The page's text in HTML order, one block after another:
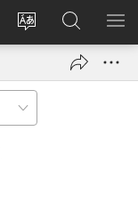
Schimbaţi
ului
Conectează-
o
Căutați
pe
JW.ORG